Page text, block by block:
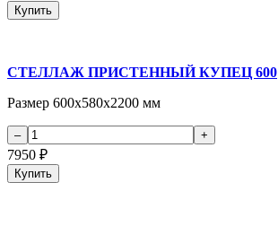
Купить
СТЕЛЛАЖ ПРИСТЕННЫЙ КУПЕЦ 600
Размер 600х580х2200 мм
7950 ₽
Купить